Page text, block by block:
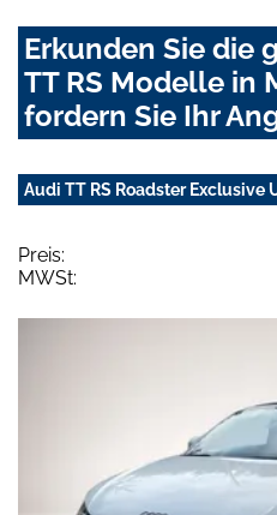
Erkunden Sie die
TT RS Modelle in
fordern Sie Ihr
Audi TT RS Roadster Exclusive
Preis:
MWSt: